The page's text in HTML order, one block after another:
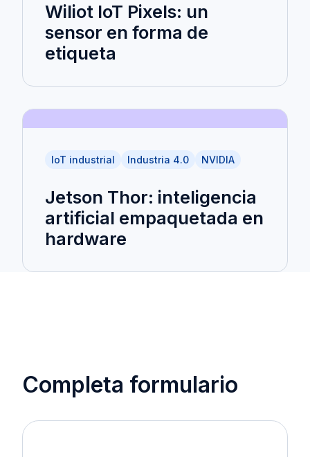
Wiliot IoT Pixels: un
sensor en forma de
etiqueta
IoT industrial Industria 4.0 NVIDIA
Jetson Thor: inteligencia
artificial empaquetada en
hardware
Completa formulario